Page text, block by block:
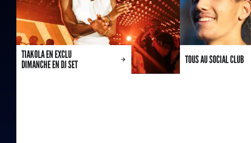
TIAKOLA EN EXCLU
DIMANCHE EN DJ SET
TOUS AU SOCIAL CLUB